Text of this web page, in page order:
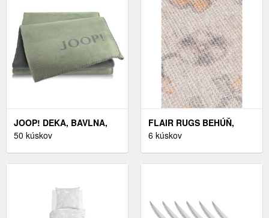
JOOP! DEKA, BAVLNA,
150/200 CM
50 kúskov
FLAIR RUGS BEHÚŇ,
60/230 CM, PRÍRODNÁ
6 kúskov